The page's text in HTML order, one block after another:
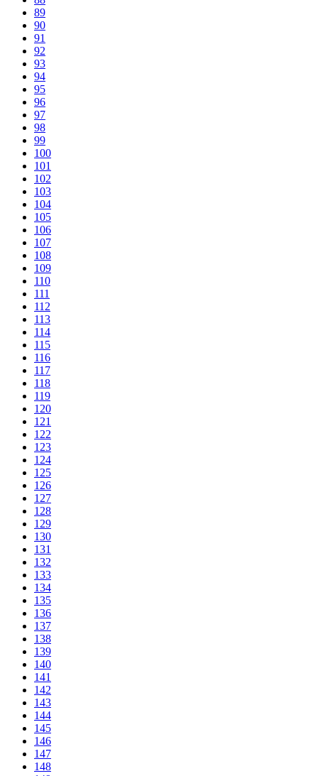
89
90
91
92
93
94
95
96
97
98
99
100
101
102
103
104
105
106
107
108
109
110
111
112
113
114
115
116
117
118
119
120
121
122
123
124
125
126
127
128
129
130
131
132
133
134
135
136
137
138
139
140
141
142
143
144
145
146
147
148